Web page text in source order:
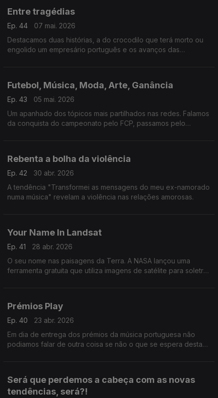
Entre tragédias
Ep. 44
07 mai. 2026
Destacamos duas histórias, a do crocodilo que terá morto ou
engolido um empresário português e os avanços das
Futebol, Música, Moda, Arte, Ganância
Ep. 43
05 mai. 2026
Um apanhado dos tópicos mais partilhados nas redes. Falamos
da conquista do campeonato pelo FCP, passamos pelo
Rebenta a bolha da violência
Ep. 42
30 abr. 2026
A tendência "Transformei as mensagens do meu ex-namorado
numa música" revelam a violência nas relações amorosas.
Your Name In Landsat
Ep. 41
28 abr. 2026
O seu nome nas paisagens da Terra. A NASA lançou uma
ferramenta gratuita que utiliza imagens de satélite para soletrar
Prémios Play
Ep. 40
23 abr. 2026
Em dia de entrega dos prémios da música portuguesa não
podiamos falar de outra coisa se não o que se espera desta
Será que perdemos a cabeça com as novas
tendências, será?!